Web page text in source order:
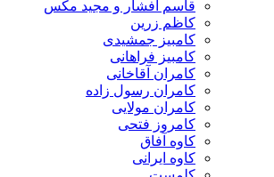
قاسم افشار و مجید مکس
کاظم زرین
کامبیز جمشیدی
کامبیز فراهانی
کامران آقاخانی
کامران رسول زاده
کامران مولایی
کامروز فتحی
کاوه آفاق
کاوه ایرانی